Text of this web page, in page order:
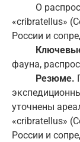
О
«cribratellus»
России и
фауна,
Резюме.
уточнены
«cribratellus»
России и